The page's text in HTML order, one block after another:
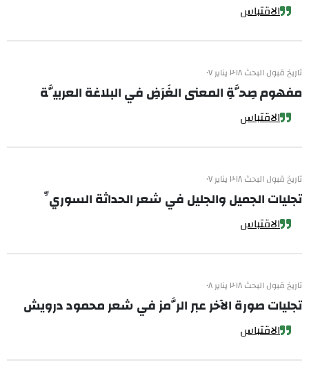
الاقتباس
تاريخ قبول البحث ٢٠١٨ يناير ٠٧
مفهوم صِحَّةِ المعنى الغَرَضِ في البلاغة العربيَّة
الاقتباس
تاريخ قبول البحث ٢٠١٨ يناير ٠٧
تجليات الجميل والجليل في شعر الحداثة السوريِّ
الاقتباس
تاريخ قبول البحث ٢٠١٨ يناير ٠٨
تجليات صورة الآخر عبر الرَّمز في شعر محمود درويش
الاقتباس